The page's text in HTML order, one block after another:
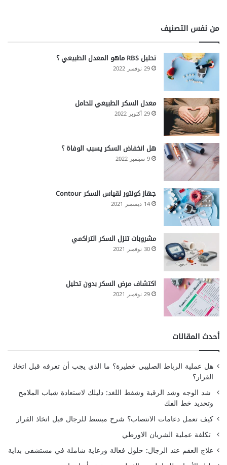
من نفس التصنيف
تحليل RBS ماهو المعدل الطبيعي ؟
29 نوفمبر 2022
معدل السكر الطبيعي للحامل
29 أكتوبر 2022
هل انخفاض السكر يسبب الوفاة ؟
9 سبتمبر 2022
جهاز كونتور لقياس السكر Contour
14 ديسمبر 2021
مشروبات تنزل السكر التراكمي
30 نوفمبر 2021
اكتشاف مرض السكر بدون تحليل
29 نوفمبر 2021
أحدث المقالات
هل عملية الرباط الصليبي خطيرة؟ ما الذي يجب أن تعرفه قبل اتخاذ
القرار؟
شد الوجه وشد الرقبة وشفط اللغد: دليلك لاستعادة شباب الملامح
وتحديد خط الفك
كيف تعمل دعامات الانتصاب؟ شرح مبسط للرجال قبل اتخاذ القرار
تكلفة عملية الشريان الاورطي
علاج العقم عند الرجال: حلول فعالة ورعاية شاملة في مستشفى بداية